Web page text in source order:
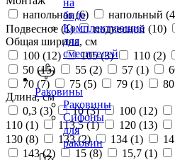
на
биде
Комплектующие
для
смесителей
Раковины
Раковины
Сифоны
для
раковин
напольная (6) напольный (4
Подвесное (1) подвесной (10)
Общая ширина, см
100 (12) 105 (3) 110 (2)
50 (15) 55 (2) 57 (1)
70 (7) 75 (5) 79 (1)
Длина, см
0,3 (3) 10 (3) 100 (12)
110 (1) 113,5 (1) 120 (13)
130 (8) 133 (2) 134 (1)
143 (2) 15 (8) 15,7 (1)